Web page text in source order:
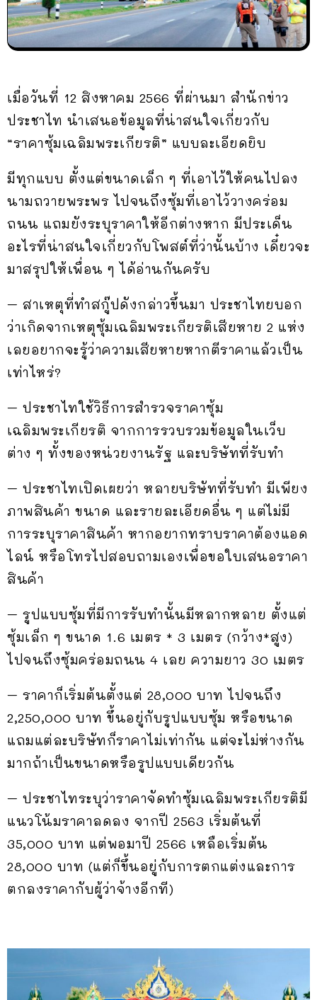
เมื่อวันที่ 12 สิงหาคม 2566 ที่ผ่านมา สำนักข่าว
ประชาไท นำเสนอข้อมูลที่น่าสนใจเกี่ยวกับ
“ราคาซุ้มเฉลิมพระเกียรติ” แบบละเอียดยิบ
มีทุกแบบ ตั้งแต่ขนาดเล็ก ๆ ที่เอาไว้ให้คนไปลง
นามถวายพระพร ไปจนถึงซุ้มที่เอาไว้วางคร่อม
ถนน แถมยังระบุราคาให้อีกต่างหาก มีประเด็น
อะไรที่น่าสนใจเกี่ยวกับโพสต์ที่ว่านั้นบ้าง เดี๋ยวจะ
มาสรุปให้เพื่อน ๆ ได้อ่านกันครับ
– สาเหตุที่ทำสกู๊ปดังกล่าวขึ้นมา ประชาไทยบอก
ว่าเกิดจากเหตุซุ้มเฉลิมพระเกียรติเสียหาย 2 แห่ง
เลยอยากจะรู้ว่าความเสียหายหากตีราคาแล้วเป็น
เท่าไหร่?
– ประชาไทใช้วิธีการสำรวจราคาซุ้ม
เฉลิมพระเกียรติ จากการรวบรวมข้อมูลในเว็บ
ต่าง ๆ ทั้งของหน่วยงานรัฐ และบริษัทที่รับทำ
– ประชาไทเปิดเผยว่า หลายบริษัทที่รับทำ มีเพียง
ภาพสินค้า ขนาด และรายละเอียดอื่น ๆ แต่ไม่มี
การระบุราคาสินค้า หากอยากทราบราคาต้องแอด
ไลน์ หรือโทรไปสอบถามเองเพื่อขอใบเสนอราคา
สินค้า
– รูปแบบซุ้มที่มีการรับทำนั้นมีหลากหลาย ตั้งแต่
ซุ้มเล็ก ๆ ขนาด 1.6 เมตร * 3 เมตร (กว้าง*สูง)
ไปจนถึงซุ้มคร่อมถนน 4 เลย ความยาว 30 เมตร
– ราคาก็เริ่มต้นตั้งแต่ 28,000 บาท ไปจนถึง
2,250,000 บาท ขึ้นอยู่กับรูปแบบซุ้ม หรือขนาด
แถมแต่ละบริษัทก็ราคาไม่เท่ากัน แต่จะไม่ห่างกัน
มากถ้าเป็นขนาดหรือรูปแบบเดียวกัน
– ประชาไทระบุว่าราคาจัดทำซุ้มเฉลิมพระเกียรติมี
แนวโน้มราคาลดลง จากปี 2563 เริ่มต้นที่
35,000 บาท แต่พอมาปี 2566 เหลือเริ่มต้น
28,000 บาท (แต่ก็ขึ้นอยู่กับการตกแต่งและการ
ตกลงราคากับผู้ว่าจ้างอีกที)